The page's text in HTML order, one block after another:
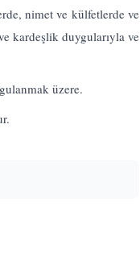
nimet ve külfetlerde ve
kardeşlik duygularıyla ve
üzere.